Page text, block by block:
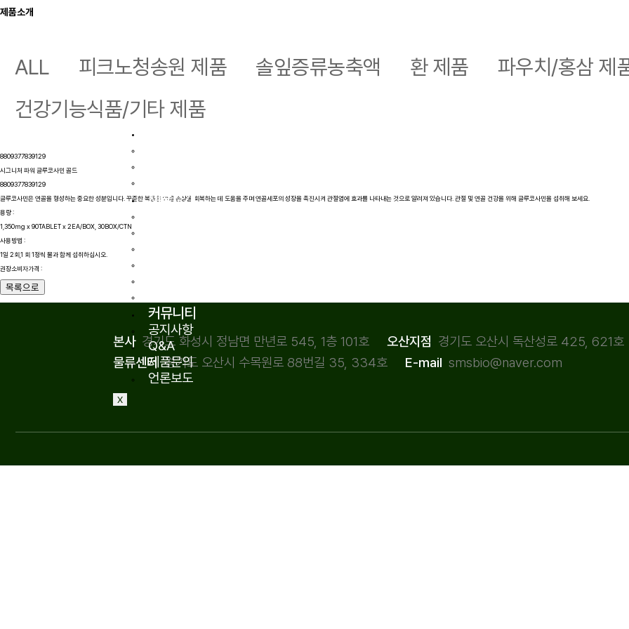
CEO 인사말
기업인증
오시는 길
제품소개
커뮤니티
공지사항
Q&A
제품문의
언론보도
X
제품소개
ALL 피크노청송원 제품 솔잎증류농축액 환 제품 파우치/홍삼 제
건강기능식품/기타 제품
8809377839129
시그니처 파워 글루코사민 골드
8809377839129
글루코사민은 연골을 형성하는 중요한 성분입니다. 꾸준한 복용은 연골 손상을 회복하는 데 도움을 주며 연골세포의 성장을 촉진시켜 관절염에 효과를 나타내는 것으로 알려져 있습니다. 관절 및 연골 건강을 위해 글루코사민을 섭취해 보세요.
용량 :
1,350mg x 90TABLET x 2EA/BOX, 30BOX/CTN
사용방법 :
1일 2회,1 회 1정씩 물과 함께 섭취하십시오.
권장소비자가격 :
목록으로
본사 경기도 화성시 정남면 만년로 545, 1층 101호 오산지점 경기도 오산시 독산성로 425, 621호
물류센터 경기도 오산시 수목원로 88번길 35, 334호 E-mail smsbio@naver.com